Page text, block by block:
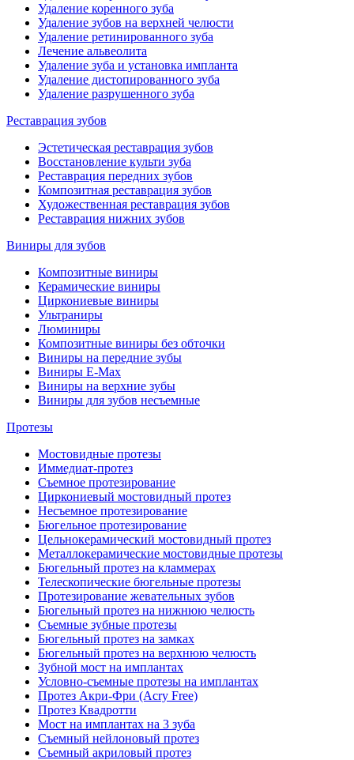
Удаление коренного зуба
Удаление зубов на верхней челюсти
Удаление ретинированного зуба
Лечение альвеолита
Удаление зуба и установка импланта
Удаление дистопированного зуба
Удаление разрушенного зуба
Реставрация зубов
Эстетическая реставрация зубов
Восстановление культи зуба
Реставрация передних зубов
Композитная реставрация зубов
Художественная реставрация зубов
Реставрация нижних зубов
Виниры для зубов
Композитные виниры
Керамические виниры
Циркониевые виниры
Ультраниры
Люминиры
Композитные виниры без обточки
Виниры на передние зубы
Виниры E-Max
Виниры на верхние зубы
Виниры для зубов несъемные
Протезы
Мостовидные протезы
Иммедиат-протез
Съемное протезирование
Циркониевый мостовидный протез
Несъемное протезирование
Бюгельное протезирование
Цельнокерамический мостовидный протез
Металлокерамические мостовидные протезы
Бюгельный протез на кламмерах
Телескопические бюгельные протезы
Протезирование жевательных зубов
Бюгельный протез на нижнюю челюсть
Съемные зубные протезы
Бюгельный протез на замках
Бюгельный протез на верхнюю челюсть
Зубной мост на имплантах
Условно-съемные протезы на имплантах
Протез Акри-Фри (Acry Free)
Протез Квадротти
Мост на имплантах на 3 зуба
Съемный нейлоновый протез
Съемный акриловый протез